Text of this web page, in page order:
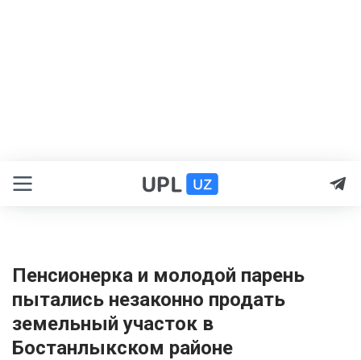
Пенсионерка и молодой парень
пытались незаконно продать
земельный участок в
Бостанлыкском районе